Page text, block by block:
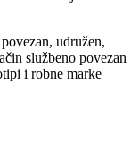
udružen,
službeno povezan
i robne marke